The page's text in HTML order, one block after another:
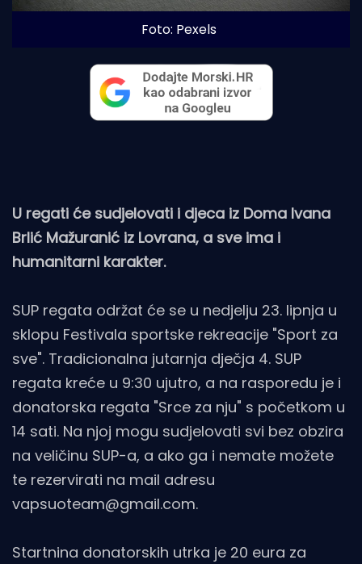
Foto: Pexels
U regati će sudjelovati i djeca iz Doma Ivana
Brlić Mažuranić iz Lovrana, a sve ima i
humanitarni karakter.
SUP regata održat će se u nedjelju 23. lipnja u
sklopu Festivala sportske rekreacije "Sport za
sve". Tradicionalna jutarnja dječja 4. SUP
regata kreće u 9:30 ujutro, a na rasporedu je i
donatorska regata "Srce za nju" s početkom u
14 sati. Na njoj mogu sudjelovati svi bez obzira
na veličinu SUP-a, a ako ga i nemate možete
te rezervirati na mail adresu
vapsuoteam@gmail.com.
Startnina donatorskih utrka je 20 eura za